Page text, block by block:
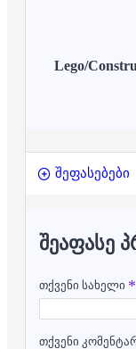
Lego/
შეფასებები
ᲨᲔᲐᲤᲐᲡᲔ
თქვენი სახელი
თქვენი